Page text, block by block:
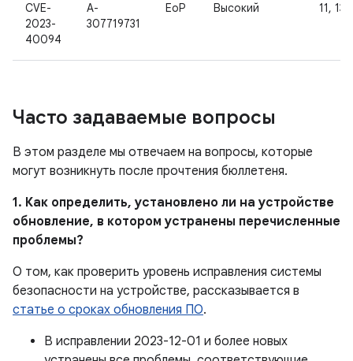
CVE-
2023-
40094
A-
307719731
EoP Высокий 11, 13
Часто задаваемые вопросы
В этом разделе мы отвечаем на вопросы, которые
могут возникнуть после прочтения бюллетеня.
1. Как определить, установлено ли на устройстве
обновление, в котором устранены перечисленные
проблемы?
О том, как проверить уровень исправления системы
безопасности на устройстве, рассказывается в
статье о сроках обновления ПО.
В исправлении 2023-12-01 и более новых